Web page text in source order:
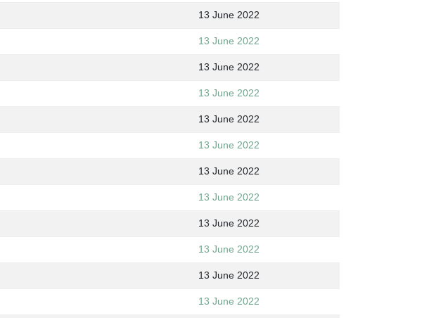
13 June 2022
13 June 2022
13 June 2022
13 June 2022
13 June 2022
13 June 2022
13 June 2022
13 June 2022
13 June 2022
13 June 2022
13 June 2022
13 June 2022